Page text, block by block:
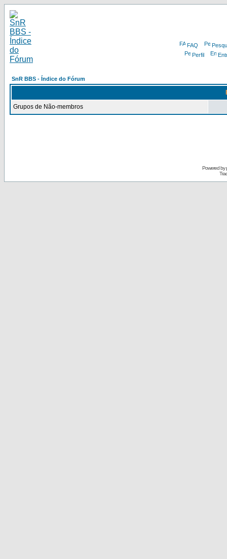
FAQ
Perfil
SnR BBS - Índice do Fórum
Grupos de Não-membros
Powered by